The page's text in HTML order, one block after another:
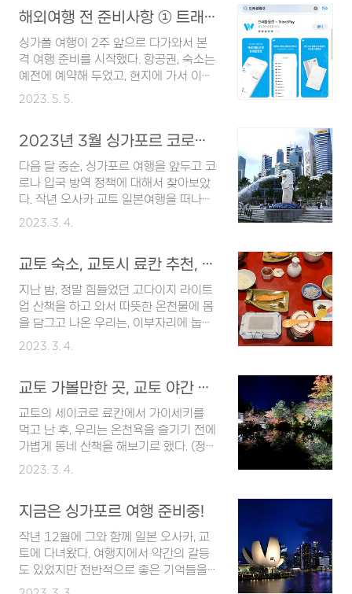
번호를 이용해서 로그인을 진행했다. 그
리고 데이터 로밍 관련 정보를 확인하기
위해 화면의 중간 부분에 있는 '부가서비
스' 메뉴를 클릭했다. 통신 부가서비스에
서 내가 사용하는 통신사를 선택하고, 4
번째 ..
험을 가입했는데, 신청 절차도 간편하고
금액도 나름 합리적이라는 생각이 들었
다. 그래서 이번 싱가폴 여행 때에도 같은
곳에서 하려고 들어갔는데 마침 여행자
보험을 재가입하면 5% 할인을 받을 수
있다는 배너를 발견했다. 너무 좋은데?
전에 했던 트래블로버에서 싱가폴 여행
자 보험도 가입하기로 했다. 여행자 보험
이 필요한 이유 여행자 보험을 들어야 하
는지 고민하는 분들 중에는 '이미 나는 실
비 보험에 가입되어 있는데?' 하시는 분
들도 ..
해외여행 전 준비사항 ① 트래블 월렛(Travel Wallet) 환전하기
싱가폴 여행이 2주 앞으로 다가와서 본
격 여행 준비를 시작했다. 항공권, 숙소는
예전에 예약해 두었고, 현지에 가서 이것
저것 쇼핑도 하고 맛집도 가고 하려면 당
연히 현지 화폐가 필요하니까 환전부터
직장 동료가 지난 번에 일본 여행 다녀오
면서 트래블월렛 이라는 것을 사용했는
데 정말 편했다며 추천해 주었다. 그래서
알아보니까 VISA 카드나 MASTER 카
드처럼 사용할 수 있는 충전식 외화 선불
카드였다. 카드 하나를 만들어야 한다는
생하지 않는다는 점이 마음에 들었다. 그
래서 이번 여행은 은행에 들러 환전을 하
는 대신 트래블월렛 카드 한 장을 들고 떠
나보기로 했다. 앱스토어에 트래블월렛을
검색하고 어플을 다운로드했다. 나는 트
래블월..
2023. 5. 5.
2023년 3월 싱가포르 코로나 여행 요건(싱가폴 코로나 입국 방역 정책)
다음 달 중순, 싱가포르 여행을 앞두고 코
로나 입국 방역 정책에 대해서 찾아보았
다. 작년 오사카 교토 일본여행을 떠나며,
나는 코로나 백신을 2차 접종까지밖에
하지 않아서 워낙 고생을 했던터라... 코로
었다. 반갑게도 싱가포르의 경우, 단기 방
문객들에게 코로나19 백신 접종 여부와
관계없이 전면 개방이 된 것 같다. 자세한
정보를 아래에 정리해두도록 하겠다. 싱
가포르 코로나 여행 입국 요건 2월 13일
부터 모든 여행객은 입국 승인, 출발 전
관련 여행자 보험 없이 싱가포르 입국이
가능하다. 또한 코로나19 백신 접종 여부
와 관계 없이 모든 여행객의 방문을 허가
한다. 입국한 여행객은 자동 통관 조항에
따라서 입국 심사 시에..
2023. 3. 4.
교토 숙소, 교토시 료칸 추천, 세이코로 료칸 조식 후기
지난 밤, 정말 힘들었던 고다이지 라이트
업 산책을 하고 와서 따뜻한 온천물에 몸
을 담그고 나온 우리는, 이부자리에 눕자
마자 누가 먼저랄 것도 없이 기절한 듯 잠
이 들었다. 지금 생각해보니 이부자리가
했던 것 같다. (좋은데?) 그리고 아침이
되어 조식 시간을 알리는 직원분의 노크
소리에 잠이 깼다. 정말 눈만 잠깐 감았다
가 뜬 것 같은데... 아침부터 이렇게 피곤
해서 오늘 하루 일정을 어떡하지, 조금만
더 자고 싶다, 라고 투정을 부리며 몸을
하고 우리는 조식을 먹기 위해 옷 매무새
를 가다듬었다. 졸려도 밥은 먹어야 하니
까...ㅋㅋㅋㅋㅋ 그리고 조식 타임 시작!
기다리는 동안 짧은 포토타임을 가졌다.
이 공간은 어제도 예뻤지만 ..
2023. 3. 4.
교토 가볼만한 곳, 교토 야간 관광지, 고다이지 라이트업
교토의 세이코로 료칸에서 가이세키를
먹고 난 후, 우리는 온천욕을 즐기기 전에
가볍게 동네 산책을 해보기로 했다. (정말
로 가볍게 하고 싶었어...) 그래서 준비를
하고 로비로 나가 산책하고 오겠다고 말
인쇄된 종이를 건네 주시며 고다이지라
는 절에서 라이트업을 하니 가보라고 추
천해주셨다. 여행 전에 교토는 밤에 할 게
없는 비교적 심심한 도시라는 말을 들었
었고, 청수사라고도 불리는 기요미즈데라
2023. 3. 4.
지금은 싱가포르 여행 준비중!
작년 12월에 그와 함께 일본 오사카, 교
토에 다녀왔다. 여행지에서 약간의 갈등
도 있었지만 전반적으로 좋은 기억들을
가지고 돌아왔다. 그 뒤로 나는 공항장애